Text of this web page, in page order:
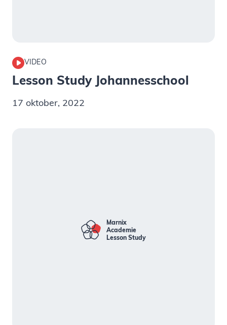
VIDEO
Lesson Study Johannesschool
17 oktober, 2022
Marnix
Academie
Lesson Study